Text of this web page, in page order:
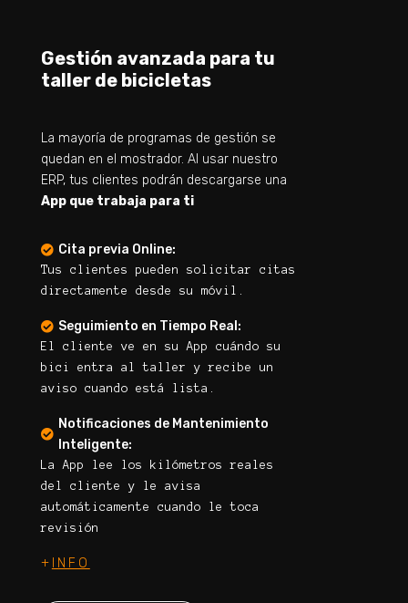
Gestión avanzada para tu
taller de bicicletas
La mayoría de programas de gestión se
quedan en el mostrador. Al usar nuestro
ERP, tus clientes podrán descargarse una
App que trabaja para ti
 Cita previa Online:
Tus clientes pueden solicitar citas
directamente desde su móvil.
 Seguimiento en Tiempo Real:
El cliente ve en su App cuándo su
bici entra al taller y recibe un
aviso cuando está lista.

Notificaciones de Mantenimiento
Inteligente:
La App lee los kilómetros reales
del cliente y le avisa
automáticamente cuando le toca
revisión
+ INFO